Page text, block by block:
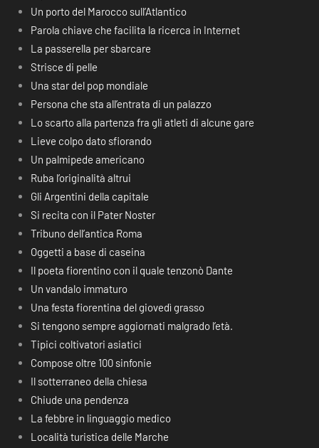
Un porto del Marocco sull’Atlantico
Parola chiave che facilita la ricerca in Internet
La passerella per sbarcare
Strisce di pelle
Una star del pop mondiale
Persona che sta all’entrata di un palazzo
Lo scarto alla partenza fra gli atleti di alcune gare
Lieve colpo dato sfiorando
Un palmipede americano
Ruba l’originalità altrui
Gli Argentini della capitale
Si recita con il Pater Noster
Tribuno dell’antica Roma
Oggetti a base di caseina
Il poeta fiorentino con il quale tenzonò Dante
Un vandalo immaturo
Una festa fiorentina del giovedì grasso
Si tengono sempre aggiornati malgrado l’età.
Tipici coltivatori asiatici
Compose oltre 100 sinfonie
Il sotterraneo della chiesa
Chiude una pendenza
La febbre in linguaggio medico
Località turistica delle Marche